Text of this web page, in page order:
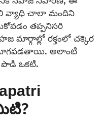
వ్యాధి చాలా మందిని
తప్పనిసరి
మార్గాల్లో రక్తంలో చక్కెర
అలాంటి
ఒకటి.